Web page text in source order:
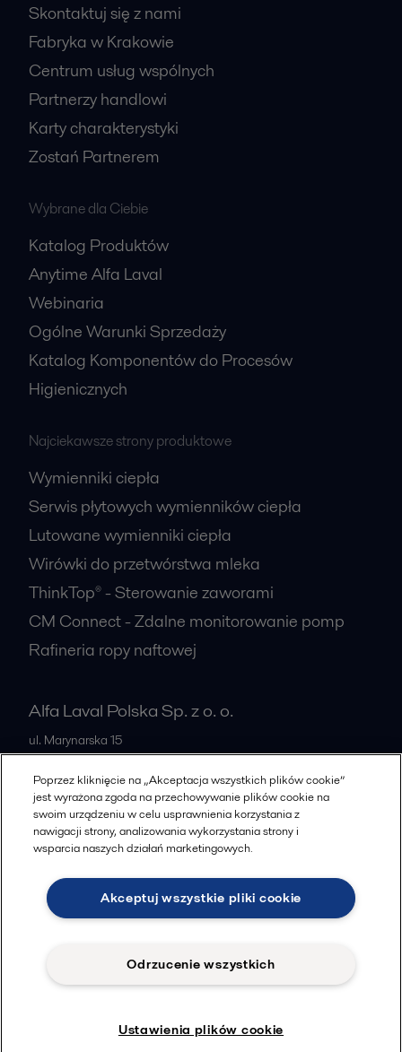
Skontaktuj się z nami
Fabryka w Krakowie
Centrum usług wspólnych
Partnerzy handlowi
Karty charakterystyki
Zostań Partnerem
Wybrane dla Ciebie
Katalog Produktów
Anytime Alfa Laval
Webinaria
Ogólne Warunki Sprzedaży
Katalog Komponentów do Procesów
Higienicznych
Najciekawsze strony produktowe
Wymienniki ciepła
Serwis płytowych wymienników ciepła
Lutowane wymienniki ciepła
Wirówki do przetwórstwa mleka
ThinkTop® - Sterowanie zaworami
CM Connect - Zdalne monitorowanie pomp
Rafineria ropy naftowej
Alfa Laval Polska Sp. z o. o.
ul. Marynarska 15
Poland
+48 223366464
© 2015-2026, ALFA LAVAL
Znajdziesz nas na
Poprzez kliknięcie na „Akceptacja wszystkich plików cookie”
jest wyrażona zgoda na przechowywanie plików cookie na
swoim urządzeniu w celu usprawnienia korzystania z
nawigacji strony, analizowania wykorzystania strony i
wsparcia naszych działań marketingowych.
Akceptuj wszystkie pliki cookie
Odrzucenie wszystkich
Ustawienia plików cookie